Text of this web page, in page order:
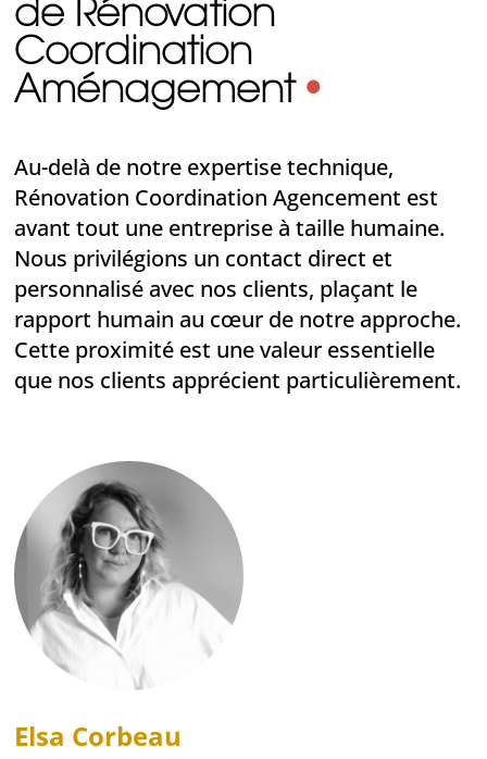
de Rénovation
Coordination
Aménagement •
Au-delà de notre expertise technique,
Rénovation Coordination Agencement est
avant tout une entreprise à taille humaine.
Nous privilégions un contact direct et
personnalisé avec nos clients, plaçant le
rapport humain au cœur de notre approche.
Cette proximité est une valeur essentielle
que nos clients apprécient particulièrement.
Elsa Corbeau